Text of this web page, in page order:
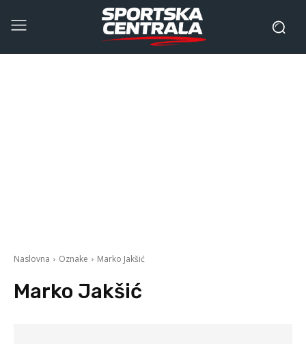
Naslovna Oznake Marko Jakšić
Marko Jakšić